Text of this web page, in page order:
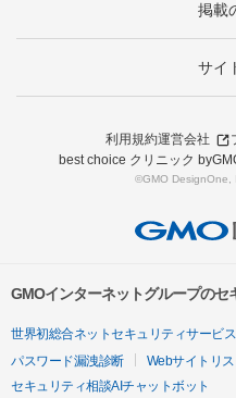
掲載
サイ
利用規約運営会社
best choice クリニック
©GMO DesignOne,
GMOインターネットグループのセ
世界初総合ネットセキュリティサービ
パスワード漏洩診断
Webサイトリ
セキュリティ相談AIチャットボット